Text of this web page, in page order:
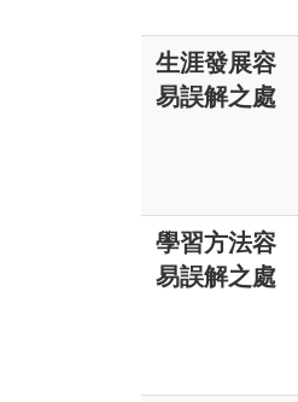
生涯發展容
易誤解之處
學習方法容
易誤解之處